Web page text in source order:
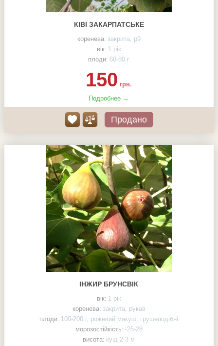
КІВІ ЗАКАРПАТСЬКЕ
коренева: закрита, р9
вік: 1 рік
плоди: 60-80 г
150 грн.
Подробнее →
Продано
ІНЖИР БРУНСВІК
вік: 1 рік
коренева: закрита, рукав
плоди: 100-200 г, рожевий мякуш, грушеподібні
морозостійкість: -25-28
висота: кущ 2-3 м